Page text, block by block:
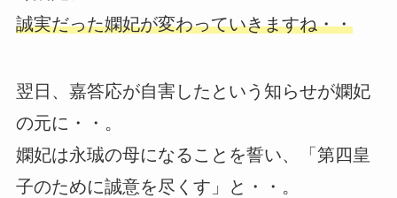
誠実だった嫻妃が変わっていきますね・・
翌日、嘉答応が自害したという知らせが嫻妃
の元に・・。
嫻妃は永珹の母になることを誓い、「第四皇
子のために誠意を尽くす」と・・。